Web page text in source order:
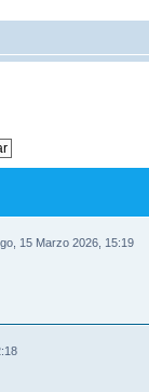
15 Marzo 2026, 15:19